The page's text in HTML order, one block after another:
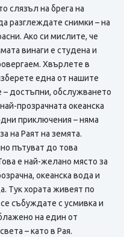
слязъл на брега на
разглеждате снимки – на
Ако си мислите, че
винаги е студена и
Хвърлете в
една от нашите
– достъпни, обслужването
прозрачната океанска
приключения – няма
на Раят на земята.
пътуват до това
е най-желано място за
океанска вода и
Тук хората живеят по
събуждате с усмивка и
на един от
– като в Рая.